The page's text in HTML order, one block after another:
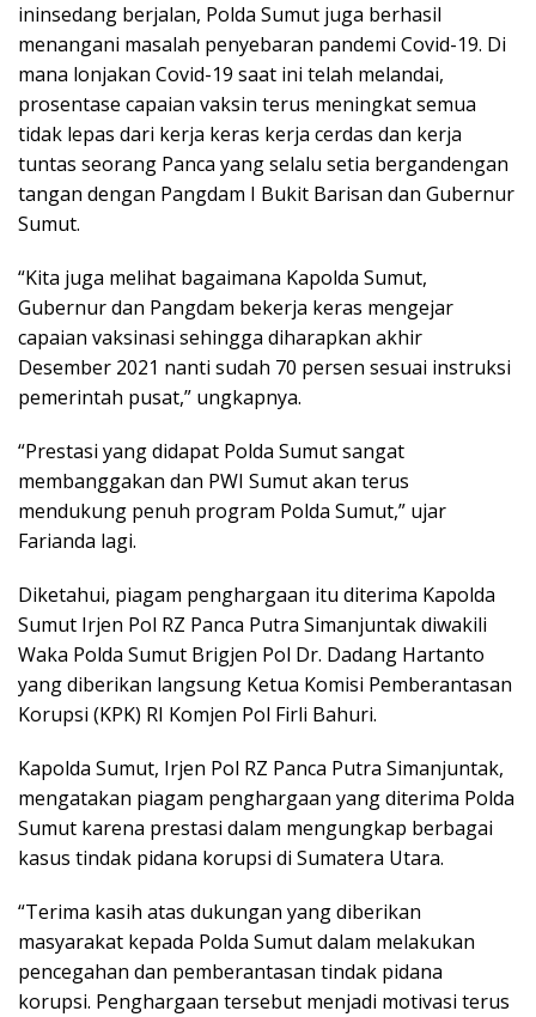
ininsedang berjalan, Polda Sumut juga berhasil
menangani masalah penyebaran pandemi Covid-19. Di
mana lonjakan Covid-19 saat ini telah melandai,
prosentase capaian vaksin terus meningkat semua
tidak lepas dari kerja keras kerja cerdas dan kerja
tuntas seorang Panca yang selalu setia bergandengan
tangan dengan Pangdam I Bukit Barisan dan Gubernur
Sumut.
“Kita juga melihat bagaimana Kapolda Sumut,
Gubernur dan Pangdam bekerja keras mengejar
capaian vaksinasi sehingga diharapkan akhir
Desember 2021 nanti sudah 70 persen sesuai instruksi
pemerintah pusat,” ungkapnya.
“Prestasi yang didapat Polda Sumut sangat
membanggakan dan PWI Sumut akan terus
mendukung penuh program Polda Sumut,” ujar
Farianda lagi.
Diketahui, piagam penghargaan itu diterima Kapolda
Sumut Irjen Pol RZ Panca Putra Simanjuntak diwakili
Waka Polda Sumut Brigjen Pol Dr. Dadang Hartanto
yang diberikan langsung Ketua Komisi Pemberantasan
Korupsi (KPK) RI Komjen Pol Firli Bahuri.
Kapolda Sumut, Irjen Pol RZ Panca Putra Simanjuntak,
mengatakan piagam penghargaan yang diterima Polda
Sumut karena prestasi dalam mengungkap berbagai
kasus tindak pidana korupsi di Sumatera Utara.
“Terima kasih atas dukungan yang diberikan
masyarakat kepada Polda Sumut dalam melakukan
pencegahan dan pemberantasan tindak pidana
korupsi. Penghargaan tersebut menjadi motivasi terus